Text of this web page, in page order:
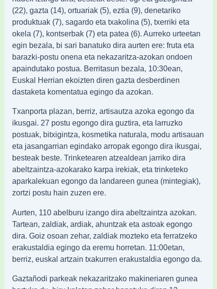
(22), gazta (14), ortuariak (5), eztia (9), denetariko
produktuak (7), sagardo eta txakolina (5), txerriki eta
okela (7), kontserbak (7) eta patea (6). Aurreko urteetan
egin bezala, bi sari banatuko dira aurten ere: fruta eta
barazki-postu onena eta nekazaritza-azokan ondoen
apaindutako postua. Berritasun bezala, 10:30ean,
Euskal Herrian ekoizten diren gazta desberdinen
dastaketa komentatua egingo da azokan.
Txanporta plazan, berriz, artisautza azoka egongo da
ikusgai. 27 postu egongo dira guztira, eta larruzko
postuak, bitxigintza, kosmetika naturala, modu artisauan
eta jasangarrian egindako arropak egongo dira ikusgai,
besteak beste. Trinketearen atzealdean jarriko dira
abeltzaintza-azokarako karpa irekiak, eta trinketeko
aparkalekuan egongo da landareen gunea (mintegiak),
zortzi postu hain zuzen ere.
Aurten, 110 abelburu izango dira abeltzaintza azokan.
Tartean, zaldiak, ardiak, ahuntzak eta astoak egongo
dira. Goiz osoan zehar, zaldiak mozteko eta ferratzeko
erakustaldia egingo da eremu horretan. 11:00etan,
berriz, euskal artzain txakurren erakustaldia egongo da.
Gaztañodi parkeak nekazaritzako makineriaren gunea